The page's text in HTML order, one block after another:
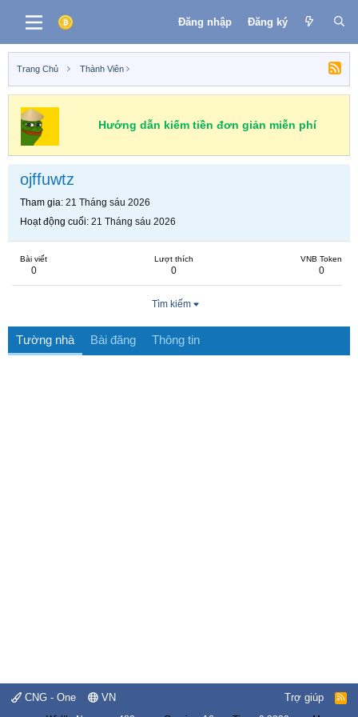
Đăng nhập Đăng ký
Trang Chủ Thành Viên
Hướng dẫn kiếm tiền đơn giản miễn phí
ojffuwtz
Tham gia 21 Tháng sáu 2026
Hoạt động cuối 21 Tháng sáu 2026
Bài viết
0
Lượt thích
0
VNB Token
0
Tìm kiếm
Tường nhà Bài đăng Thông tin
CNG - One VN Trợ giúp
R